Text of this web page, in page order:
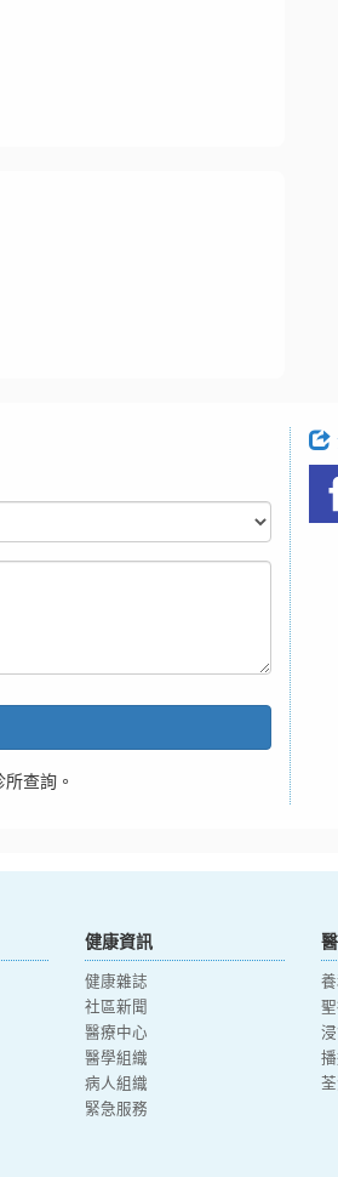
查詢。
健康資訊
健康雜誌
社區新聞
醫療中心
醫學組織
病人組織
緊急服務